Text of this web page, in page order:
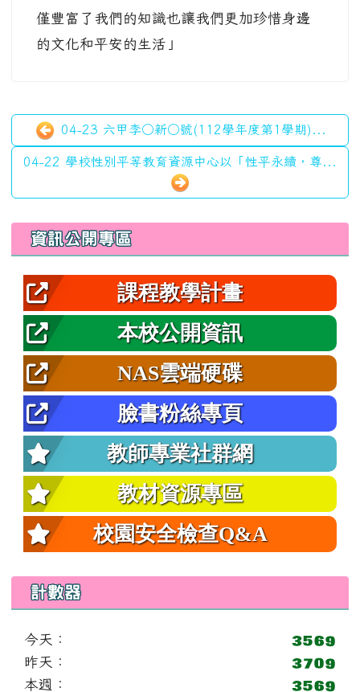
僅豐富了我們的知識也讓我們更加珍惜身邊
的文化和平安的生活」
04-23 六甲李○新○號(112學年度第1學期)...
04-22 學校性別平等教育資源中心以「性平永續，尊...
左邊區域內容
資訊公開專區
課程教學計畫
本校公開資訊
NAS雲端硬碟
臉書粉絲專頁
教師專業社群網
教材資源專區
校園安全檢查Q&A
計數器
今天：
昨天：
本週：